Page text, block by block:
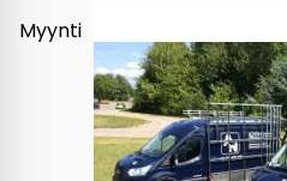
Myynti